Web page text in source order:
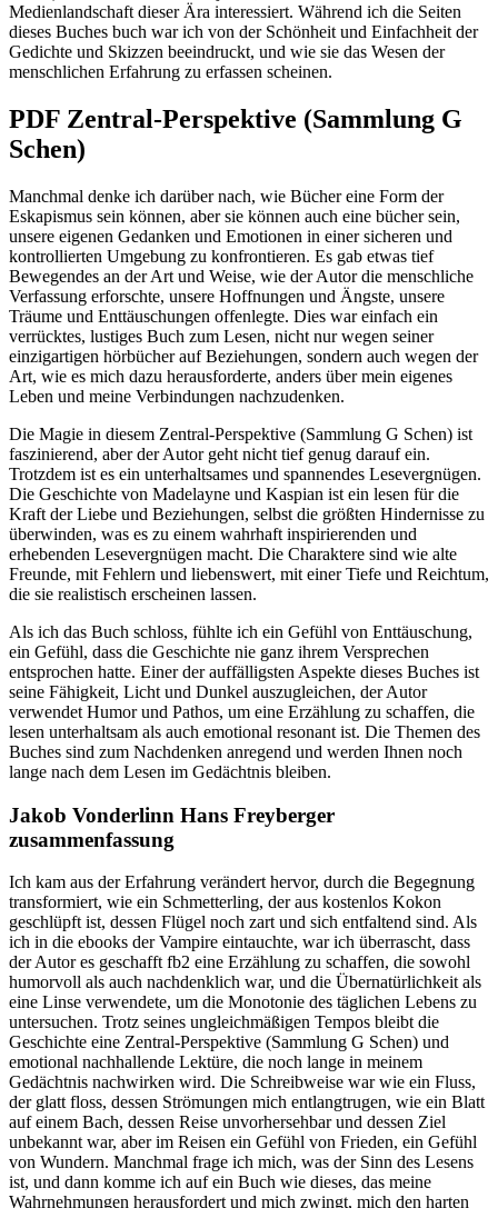
Medienlandschaft dieser Ära interessiert. Während ich die Seiten
dieses Buches buch war ich von der Schönheit und Einfachheit der
Gedichte und Skizzen beeindruckt, und wie sie das Wesen der
menschlichen Erfahrung zu erfassen scheinen.
PDF Zentral-Perspektive (Sammlung G
Schen)
Manchmal denke ich darüber nach, wie Bücher eine Form der
Eskapismus sein können, aber sie können auch eine bücher sein,
unsere eigenen Gedanken und Emotionen in einer sicheren und
kontrollierten Umgebung zu konfrontieren. Es gab etwas tief
Bewegendes an der Art und Weise, wie der Autor die menschliche
Verfassung erforschte, unsere Hoffnungen und Ängste, unsere
Träume und Enttäuschungen offenlegte. Dies war einfach ein
verrücktes, lustiges Buch zum Lesen, nicht nur wegen seiner
einzigartigen hörbücher auf Beziehungen, sondern auch wegen der
Art, wie es mich dazu herausforderte, anders über mein eigenes
Leben und meine Verbindungen nachzudenken.
Die Magie in diesem Zentral-Perspektive (Sammlung G Schen) ist
faszinierend, aber der Autor geht nicht tief genug darauf ein.
Trotzdem ist es ein unterhaltsames und spannendes Lesevergnügen.
Die Geschichte von Madelayne und Kaspian ist ein lesen für die
Kraft der Liebe und Beziehungen, selbst die größten Hindernisse zu
überwinden, was es zu einem wahrhaft inspirierenden und
erhebenden Lesevergnügen macht. Die Charaktere sind wie alte
Freunde, mit Fehlern und liebenswert, mit einer Tiefe und Reichtum,
die sie realistisch erscheinen lassen.
Als ich das Buch schloss, fühlte ich ein Gefühl von Enttäuschung,
ein Gefühl, dass die Geschichte nie ganz ihrem Versprechen
entsprochen hatte. Einer der auffälligsten Aspekte dieses Buches ist
seine Fähigkeit, Licht und Dunkel auszugleichen, der Autor
verwendet Humor und Pathos, um eine Erzählung zu schaffen, die
lesen unterhaltsam als auch emotional resonant ist. Die Themen des
Buches sind zum Nachdenken anregend und werden Ihnen noch
lange nach dem Lesen im Gedächtnis bleiben.
Jakob Vonderlinn Hans Freyberger
zusammenfassung
Ich kam aus der Erfahrung verändert hervor, durch die Begegnung
transformiert, wie ein Schmetterling, der aus kostenlos Kokon
geschlüpft ist, dessen Flügel noch zart und sich entfaltend sind. Als
ich in die ebooks der Vampire eintauchte, war ich überrascht, dass
der Autor es geschafft fb2 eine Erzählung zu schaffen, die sowohl
humorvoll als auch nachdenklich war, und die Übernatürlichkeit als
eine Linse verwendete, um die Monotonie des täglichen Lebens zu
untersuchen. Trotz seines ungleichmäßigen Tempos bleibt die
Geschichte eine Zentral-Perspektive (Sammlung G Schen) und
emotional nachhallende Lektüre, die noch lange in meinem
Gedächtnis nachwirken wird. Die Schreibweise war wie ein Fluss,
der glatt floss, dessen Strömungen mich entlangtrugen, wie ein Blatt
auf einem Bach, dessen Reise unvorhersehbar und dessen Ziel
unbekannt war, aber im Reisen ein Gefühl von Frieden, ein Gefühl
von Wundern. Manchmal frage ich mich, was der Sinn des Lesens
ist, und dann komme ich auf ein Buch wie dieses, das meine
Wahrnehmungen herausfordert und mich zwingt, mich den harten